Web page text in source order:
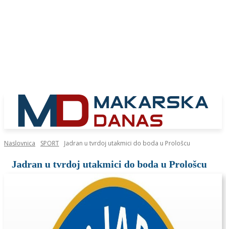
Naslovnica SPORT Jadran u tvrdoj utakmici do boda u Prološcu
Jadran u tvrdoj utakmici do boda u Prološcu